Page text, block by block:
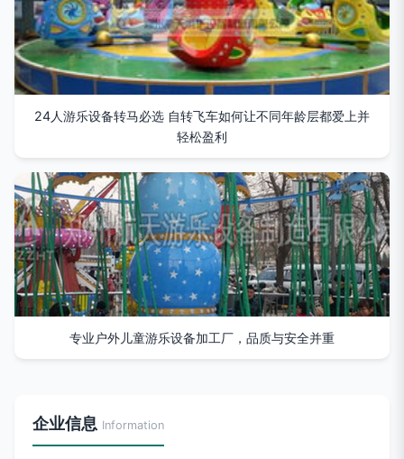
24人游乐设备转马必选 自转飞车如何让不同年龄层都爱上并
轻松盈利
专业户外儿童游乐设备加工厂，品质与安全并重
企业信息 Information